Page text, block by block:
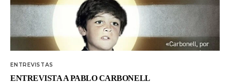
ENTREVISTAS
ENTREVISTA A PABLO CARBONELL